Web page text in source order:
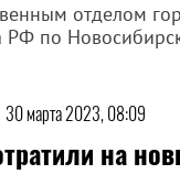
отделом
РФ по
30 марта 2023, 08:09
на